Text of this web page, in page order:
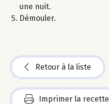
une nuit.
Démouler.
Retour à la liste
Imprimer la recette